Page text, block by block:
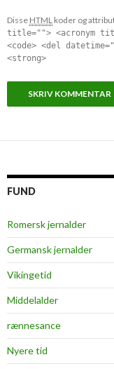
Disse HTML koder og
title=""> <acronym
<code> <del
<strong>
FUND
Romersk jernalder
Germansk jernalder
Vikingetid
Middelalder
rænnesance
Nyere tid